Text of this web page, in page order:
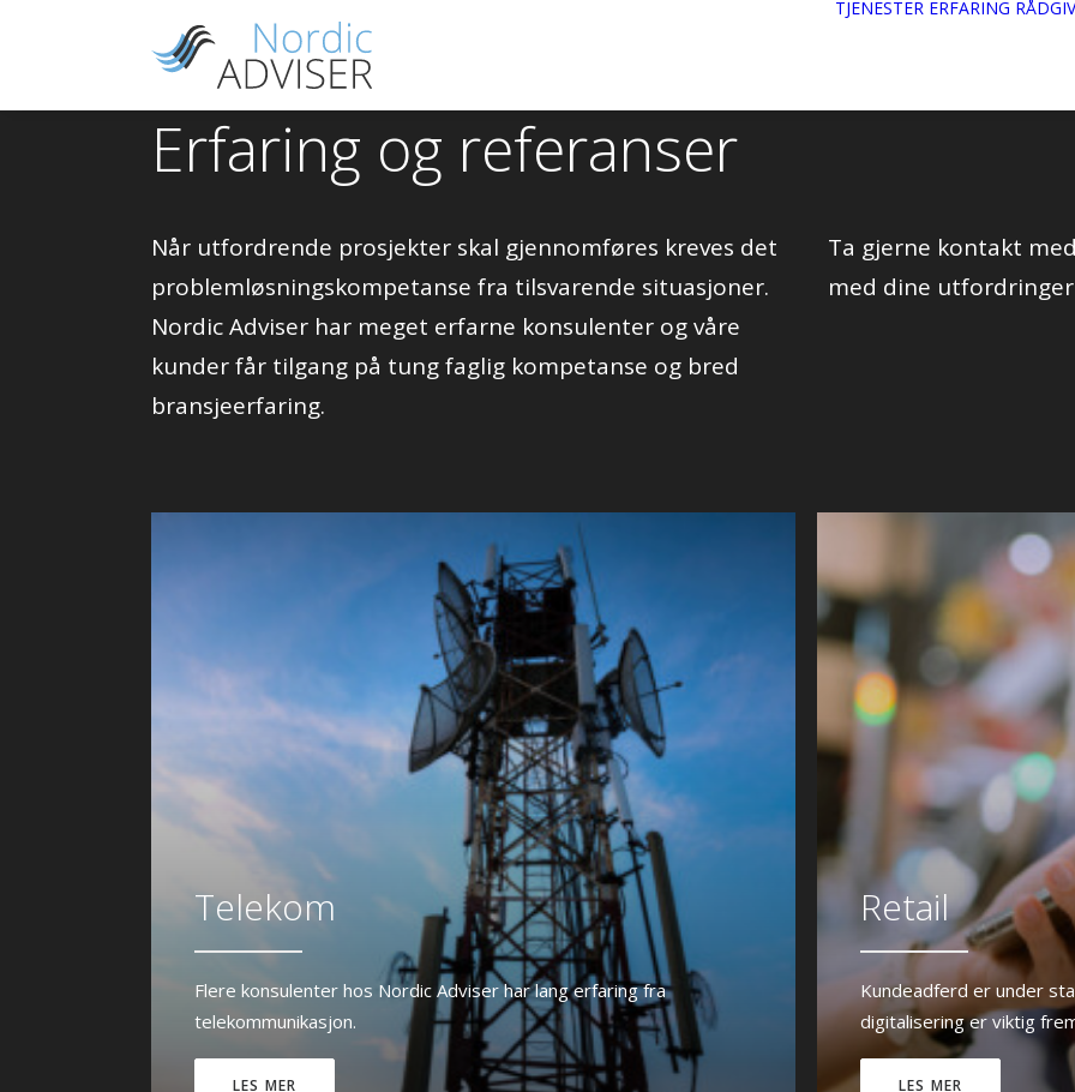
TJENESTER ERFARING
Erfaring og referanser
Når utfordrende prosjekter skal gjennomføres kreves det
problemløsningskompetanse fra tilsvarende situasjoner.
Nordic Adviser har meget erfarne konsulenter og våre
kunder får tilgang på tung faglig kompetanse og bred
bransjeerfaring.
Ta gjerne kontakt
med dine
Telekom
Flere konsulenter hos Nordic Adviser har lang erfaring fra
telekommunikasjon.
LES MER
Retail
Kundeadferd er under
digitalisering er viktig
LES MER